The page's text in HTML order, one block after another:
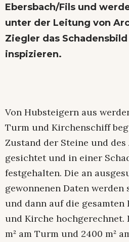
Ebersbach/Fils und
unter der Leitung von
Ziegler das
inspizieren.
Von Hubsteigern aus
Turm und Kirchenschiff
Zustand der Steine und
gesichtet und in einer
festgehalten. Die an
gewonnenen Daten
und dann auf die gesamten
und Kirche hochgerechnet.
m² am Turm und 2400 m²